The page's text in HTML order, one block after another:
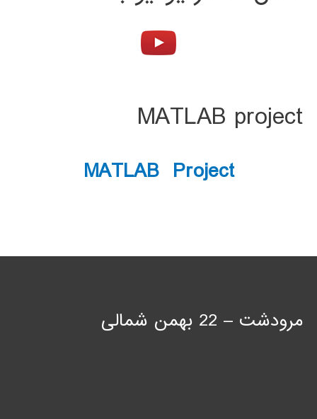
MATLAB project
MATLAB Project
مرودشت – 22 بهمن شمالی